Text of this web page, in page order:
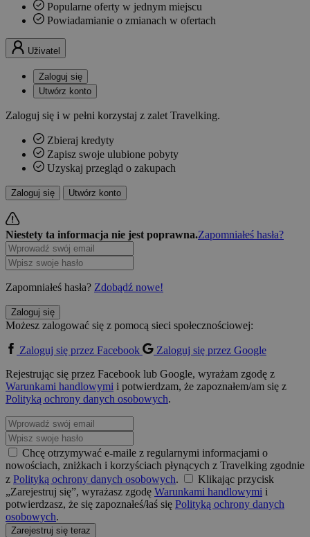
Popularne oferty w jednym miejscu
Powiadamianie o zmianach w ofertach
Uživatel
Zaloguj się
Utwórz konto
Zaloguj się i w pełni korzystaj z zalet Travelking.
Zbieraj kredyty
Zapisz swoje ulubione pobyty
Uzyskaj przegląd o zakupach
Zaloguj się Utwórz konto
Niestety ta informacja nie jest poprawna.Zapomniałeś hasła?
Zapomniałeś hasła? Zdobądź nowe!
Zaloguj się
Możesz zalogować się z pomocą sieci społecznościowej:
Zaloguj się przez Facebook
Zaloguj się przez Google
Rejestrując się przez Facebook lub Google, wyrażam zgodę z
Warunkami handlowymi i potwierdzam, że zapoznałem/am się z
Polityką ochrony danych osobowych.
Chcę otrzymywać e-maile z regularnymi informacjami o
nowościach, zniżkach i korzyściach płynących z Travelking zgodnie
z Polityką ochrony danych osobowych.
Klikając przycisk
„Zarejestruj się”, wyrażasz zgodę Warunkami handlowymi i
potwierdzasz, że się zapoznałeś/łaś się Polityką ochrony danych
osobowych.
Zarejestruj się teraz